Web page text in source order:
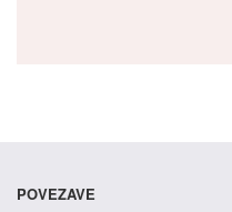
POVEZAVE